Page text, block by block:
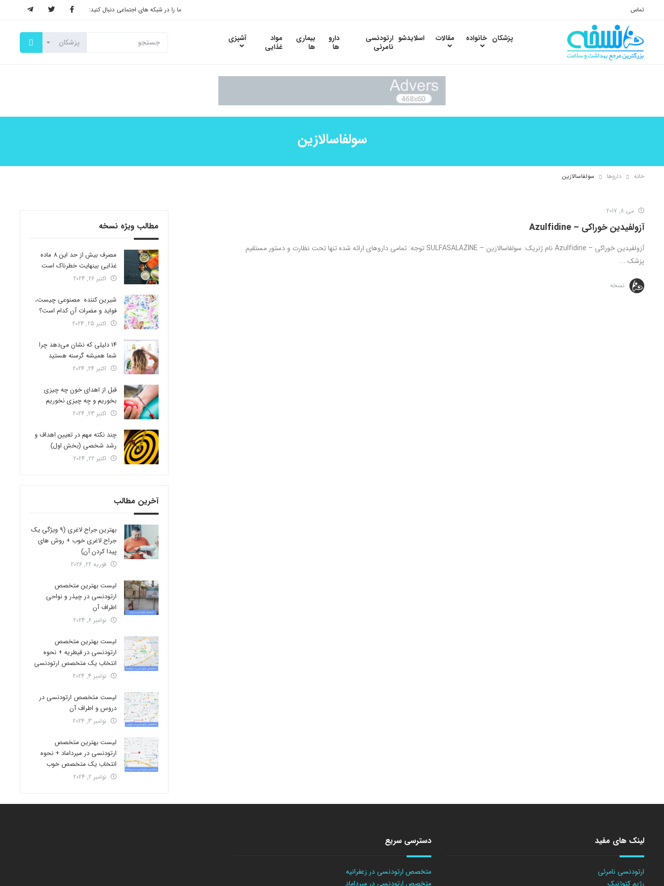
تماس ما را در شبکه های اجتماعی دنبال کنید:
پزشکان خانواده مقالات اسلایدشو ارتودنسی
نامرئی
دارو
ها
بیماری
ها
مواد
غذایی
آشپزی
سولفاسالازین
خانه داروها سولفاسالازین
می 8, 2017
آزولفیدین خوراکی – Azulfidine
آزولفیدین خوراکی – Azulfidine نام ژنریک: سولفاسالازین – SULFASALAZINE توجه: تمامی داروهای ارائه شده تنها تحت نظارت و دستور مستقیم
پزشک ...
نسخه
مطالب ویژه نسخه
مصرف بیش از حد این 8 ماده
غذایی بینهایت خطرناک است
اکتبر 26, 2024
شیرین کننده مصنوعی چیست،
فواید و مضرات آن کدام است؟
اکتبر 25, 2024
14 دلیلی که نشان می‌دهد چرا
شما همیشه گرسنه هستید
اکتبر 24, 2024
قبل از اهدای خون چه چیزی
بخوریم و چه چیزی نخوریم
اکتبر 23, 2024
چند نکته مهم در تعیین اهداف و
رشد شخصی (بخش اول)
اکتبر 22, 2024
آخرین مطالب
بهترین جراح لاغری (9 ویژگی یک
جراح لاغری خوب + روش های
پیدا کردن آن)
فوریه 22, 2026
لیست بهترین متخصص
ارتودنسی در چیذر و نواحی
اطراف آن
نوامبر 6, 2024
لیست بهترین متخصص
ارتودنسی در قیطریه + نحوه
انتخاب یک متخصص ارتودنسی
نوامبر 4, 2024
لیست متخصص ارتودنسی در
دروس و اطراف آن
نوامبر 3, 2024
لیست بهترین متخصص
ارتودنسی در میرداماد + نحوه
انتخاب یک متخصص خوب
نوامبر 2, 2024
لینک های مفید
ارتودنسی نامرئی
رژیم کتوژنیک
دسترسی سریع
متخصص ارتودنسی در زعفرانیه
متخصص ارتودنسی در میرداماد